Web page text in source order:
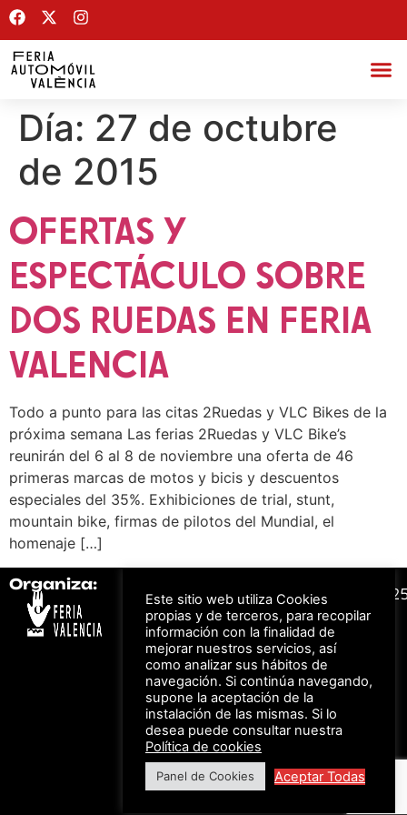
Día: 27 de octubre
de 2015
OFERTAS Y
ESPECTÁCULO SOBRE
DOS RUEDAS EN FERIA
VALENCIA
Todo a punto para las citas 2Ruedas y VLC Bikes de la
próxima semana Las ferias 2Ruedas y VLC Bike’s
reunirán del 6 al 8 de noviembre una oferta de 46
primeras marcas de motos y bicis y descuentos
especiales del 35%. Exhibiciones de trial, stunt,
mountain bike, firmas de pilotos del Mundial, el
homenaje […]
Organiza:
Bonos descuento para
los viajes a ferias
organizadas por Feria
Valencia al obtener tu
entrada
Descuento en tarifas
de hotel durante
Aviso Legal –
de Privacidad
© Feria Valencia, todos
los derechos reservados
Este sitio web utiliza Cookies
propias y de terceros, para recopilar
información con la finalidad de
mejorar nuestros servicios, así
como analizar sus hábitos de
navegación. Si continúa navegando,
supone la aceptación de la
instalación de las mismas. Si lo
desea puede consultar nuestra
Política de cookies
Panel de Cookies Aceptar Todas